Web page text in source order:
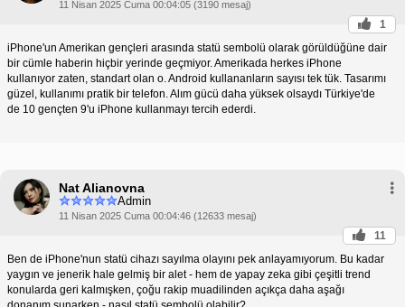
11 Nisan 2025 Cuma 00:04:05 (3190 mesaj)
1
iPhone'un Amerikan gençleri arasında statü sembolü olarak görüldüğüne dair
bir cümle haberin hiçbir yerinde geçmiyor. Amerikada herkes iPhone
kullanıyor zaten, standart olan o. Android kullananların sayısı tek tük. Tasarımı
güzel, kullanımı pratik bir telefon. Alım gücü daha yüksek olsaydı Türkiye'de
de 10 gençten 9'u iPhone kullanmayı tercih ederdi.
Nat Alianovna
Admin
11 Nisan 2025 Cuma 00:04:46 (12633 mesaj)
11
Ben de iPhone'nun statü cihazı sayılma olayını pek anlayamıyorum. Bu kadar
yaygın ve jenerik hale gelmiş bir alet - hem de yapay zeka gibi çeşitli trend
konularda geri kalmışken, çoğu rakip muadilinden açıkça daha aşağı